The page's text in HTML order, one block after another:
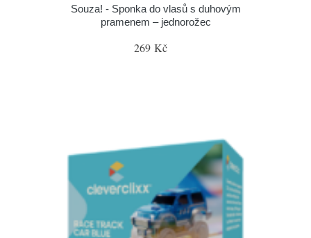
Souza! - Sponka do vlasů s duhovým
pramenem – jednorožec
269 Kč